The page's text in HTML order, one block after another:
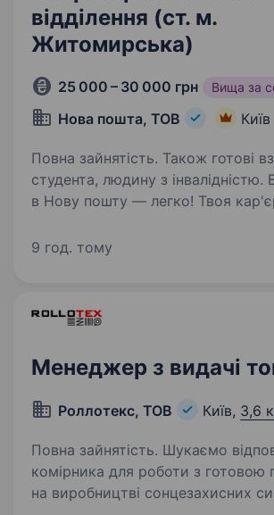
відділення (ст. м.
Житомирська)
25 000 – 30 000 грн Вища за
Нова пошта, ТОВ Київ
Повна зайнятість. Також готові
студента, людину з інвалідністю. Влаштуватися
в Нову пошту — легко! Твоя
ми в пошуку оператора
9 год. тому
Менеджер з видачі
Роллотекс, ТОВ Київ, 3,6
Повна зайнятість. Шукаємо відповідального
комірника для роботи з готовою
на виробництві сонцезахисних